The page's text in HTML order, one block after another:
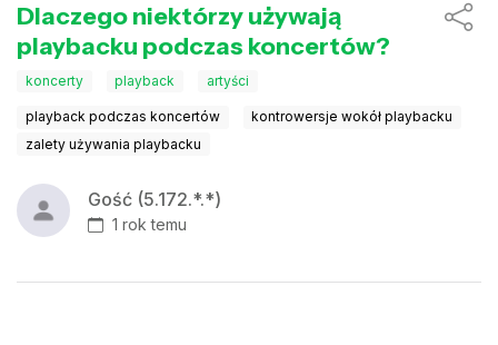
Dlaczego niektórzy używają
playbacku podczas koncertów?
koncerty playback artyści
playback podczas koncertów
kontrowersje wokół playbacku
zalety używania playbacku
Gość (5.172.*.*)
1 rok temu